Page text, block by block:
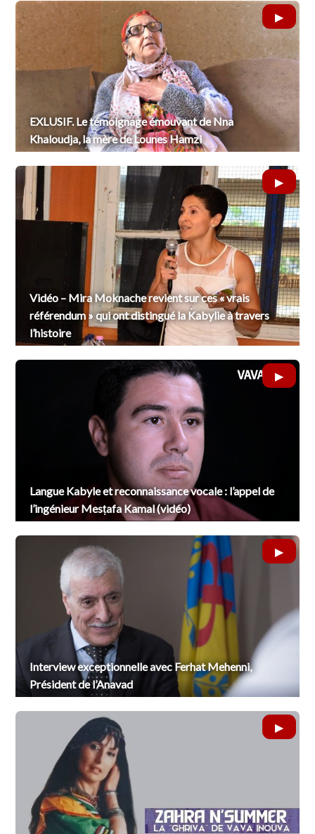
EXLUSIF. Le témoignage émouvant de Nna
Khaloudja, la mère de Lounes Hamzi
Vidéo – Mira Moknache revient sur ces « vrais
référendum » qui ont distingué la Kabylie à travers
l’histoire
Langue Kabyle et reconnaissance vocale : l’appel de
l’ingénieur Mesṭafa Kamal (vidéo)
Interview exceptionnelle avec Ferhat Mehenni,
Président de l’Anavad